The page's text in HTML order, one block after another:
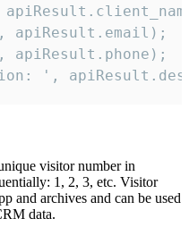
apiResult.email);
apiResult.phone);
',
visitor number in
1, 2, 3, etc. Visitor
and archives and can be used
data.